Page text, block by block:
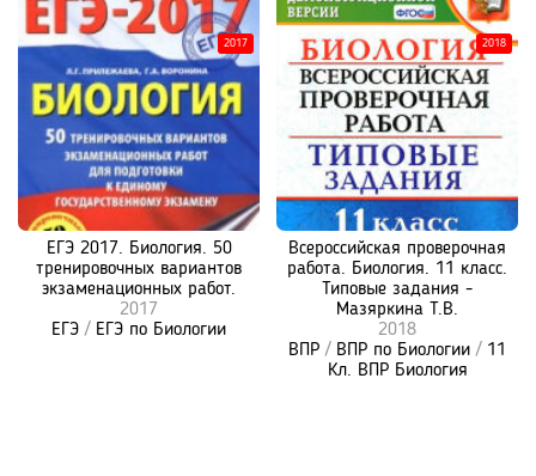
ЕГЭ 2017. Биология. 50
тренировочных вариантов
экзаменационных работ.
2017
ЕГЭ / ЕГЭ по Биологии
2017
Всероссийская проверочная
работа. Биология. 11 класс.
Типовые задания -
Мазяркина Т.В.
2018
ВПР / ВПР по Биологии / 11
Кл. ВПР Биология
2018